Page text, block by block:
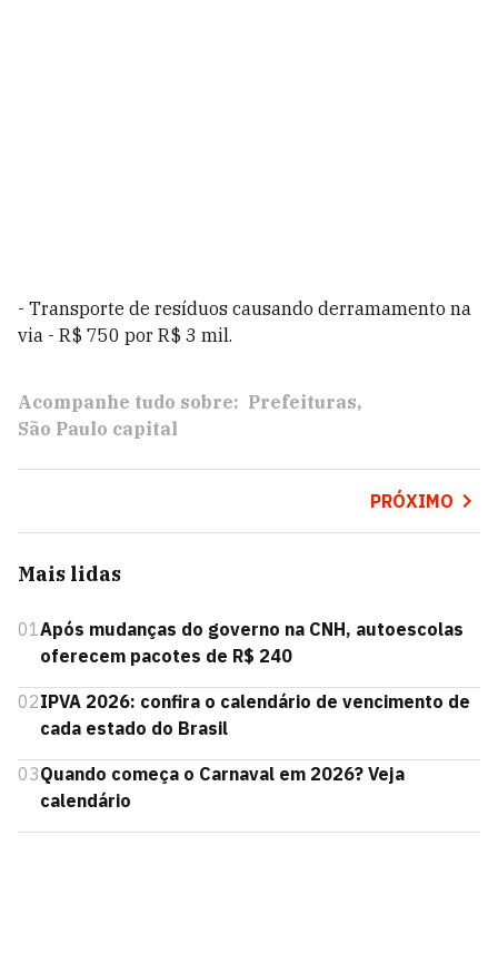
- Transporte de resíduos causando derramamento na
via - R$ 750 por R$ 3 mil.
Acompanhe tudo sobre: Prefeituras
São Paulo capital
PRÓXIMO
Mais lidas
01Após mudanças do governo na CNH, autoescolas
oferecem pacotes de R$ 240
02IPVA 2026: confira o calendário de vencimento de
cada estado do Brasil
03Quando começa o Carnaval em 2026? Veja
calendário